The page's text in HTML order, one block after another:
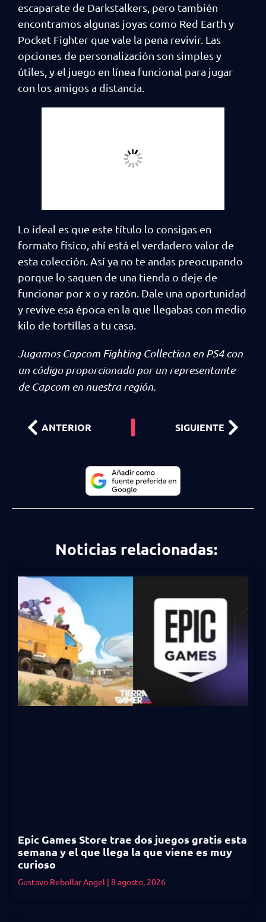
escaparate de Darkstalkers, pero también
encontramos algunas joyas como Red Earth y
Pocket Fighter que vale la pena revivir. Las
opciones de personalización son simples y
útiles, y el juego en línea funcional para jugar
con los amigos a distancia.
Lo ideal es que este título lo consigas en
formato físico, ahí está el verdadero valor de
esta colección. Así ya no te andas preocupando
porque lo saquen de una tienda o deje de
funcionar por x o y razón. Dale una oportunidad
y revive esa época en la que llegabas con medio
kilo de tortillas a tu casa.
Jugamos Capcom Fighting Collection en PS4 con
un código proporcionado por un representante
de Capcom en nuestra región.
ANTERIOR SIGUIENTE
Noticias relacionadas:
Epic Games Store trae dos juegos gratis esta
semana y el que llega la que viene es muy
curioso
Gustavo Rebollar Angel 8 agosto, 2026